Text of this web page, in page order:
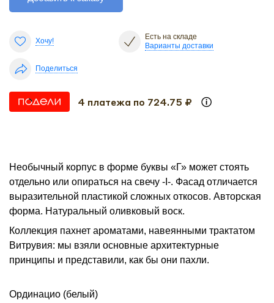
Хочу!
Есть на складе
Варианты доставки
Поделиться
4 платежа по 724.75 ₽
Необычный корпус в форме буквы «Г» может стоять
отдельно или опираться на свечу -I-. Фасад отличается
выразительной пластикой сложных откосов. Авторская
форма. Натуральный оливковый воск.
Коллекция пахнет ароматами, навеянными трактатом
Витрувия: мы взяли основные архитектурные
принципы и представили, как бы они пахли.
Ординацио (белый)